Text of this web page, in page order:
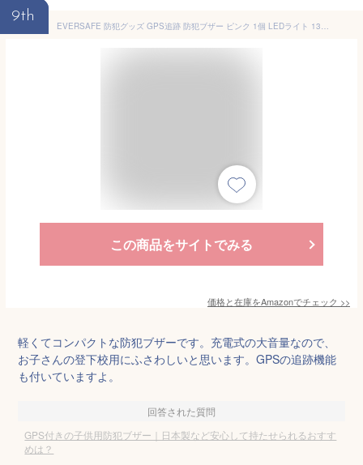
9th
EVERSAFE 防犯グッズ GPS追跡 防犯ブザー ピンク 1個 LEDライト 130dB 大音量 防犯対策 位置情報 充電式 登下校 見守り 小学生 護身用 女性 高齢者 夜道 迷子 紛失防止 子供 PB01
この商品をサイトでみる
価格と在庫をAmazonでチェック >>
軽くてコンパクトな防犯ブザーです。充電式の大音量なので、
お子さんの登下校用にふさわしいと思います。GPSの追跡機能
も付いていますよ。
回答された質問
GPS付きの子供用防犯ブザー｜日本製など安心して持たせられるおすす
めは？